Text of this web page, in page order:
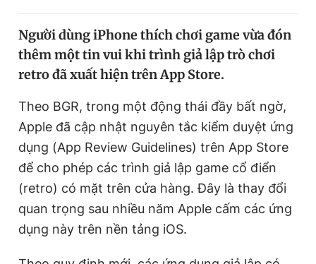
Video Magazine
Sản phẩm khác
Tiện ích Bạn cần biết
Thông tin tòa soạn Liên hệ quảng cáo
Người dùng iPhone thích chơi game vừa đón
thêm một tin vui khi trình giả lập trò chơi
retro đã xuất hiện trên App Store.
Theo BGR, trong một động thái đầy bất ngờ,
Apple đã cập nhật nguyên tắc kiểm duyệt ứng
dụng (App Review Guidelines) trên App Store
để cho phép các trình giả lập game cổ điển
(retro) có mặt trên cửa hàng. Đây là thay đổi
quan trọng sau nhiều năm Apple cấm các ứng
dụng này trên nền tảng iOS.